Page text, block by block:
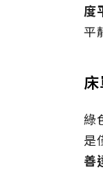
度
平
綠
是
善